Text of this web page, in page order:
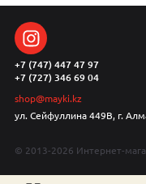
+7 (747) 447 47 97
+7 (727) 346 69 04
shop@mayki.kz
ул. Сейфуллина 449В, г.
© 2013-2026 Интернет-